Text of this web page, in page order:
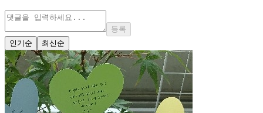
등록
인기순
최신순